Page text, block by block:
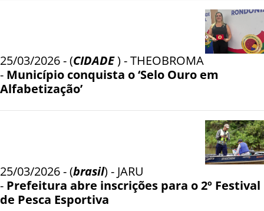
25/03/2026 - (CIDADE) - THEOBROMA
- Município conquista o ‘Selo Ouro em
Alfabetização’
25/03/2026 - (brasil) - JARU
- Prefeitura abre inscrições para o 2º Festival
de Pesca Esportiva